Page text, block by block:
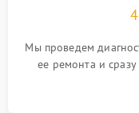
Мы проведем
ее ремонта и